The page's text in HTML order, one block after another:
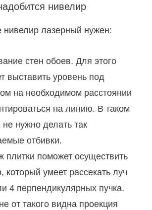
нивелир
нивелир лазерный нужен:
стен обоев. Для этого
выставить уровень под
на необходимом расстоянии
на линию. В таком
не нужно делать так
отбивки.
плитки поможет осуществить
который умеет рассекать луч
4 перпендикулярных пучка.
от такого видна проекция